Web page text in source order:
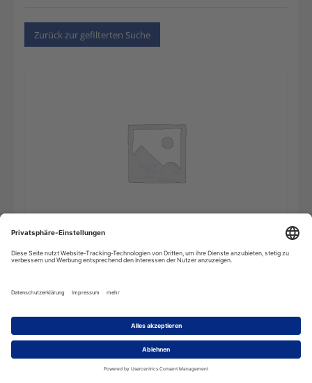
Zurück zur gefilterten Suche
Fachwörterbuch
-
Benutzer
(Mehrplatzlizenz)
Beschreibung